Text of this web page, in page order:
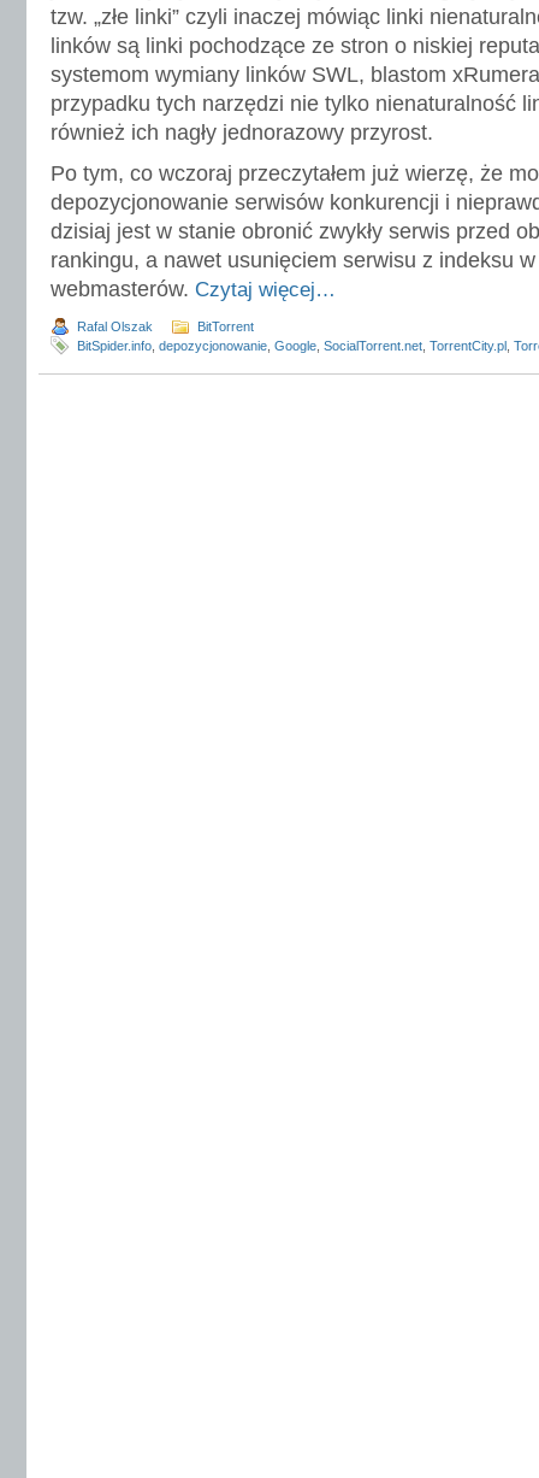
tzw. „złe linki” czyli inaczej mówiąc linki
linków są linki pochodzące ze stron o niskiej
systemom wymiany linków SWL, blastom
przypadku tych narzędzi nie tylko nienaturalność
również ich nagły jednorazowy przyrost.
Po tym, co wczoraj przeczytałem już wierzę, że
depozycjonowanie serwisów konkurencji i
dzisiaj jest w stanie obronić zwykły serwis przed
rankingu, a nawet usunięciem serwisu z indeksu
webmasterów. Czytaj więcej…
Rafal Olszak
BitTorrent
BitSpider.info depozycjonowanie Google SocialTorrent.net TorrentCity.pl